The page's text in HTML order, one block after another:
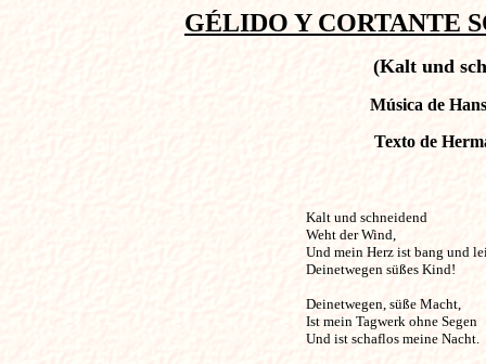
GÉLIDO Y CORTANTE
(Kalt und
Música de
Texto de
Kalt und
Weht der Wind,
Und mein Herz ist bang und
Deinetwegen süßes Kind!
Deinetwegen, süße Macht,
Ist mein Tagwerk ohne Segen
Und ist schaflos meine Nacht.